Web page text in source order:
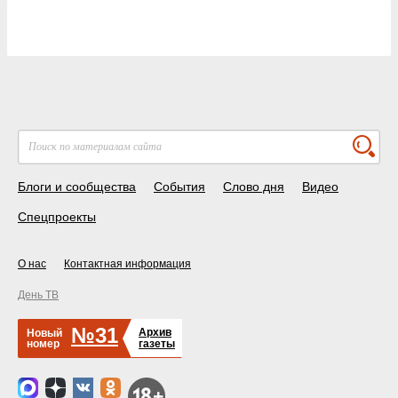
Блоги и сообщества События Слово дня Видео
Спецпроекты
О нас Контактная информация
День ТВ
Новый
номер
№31
Архив
газеты